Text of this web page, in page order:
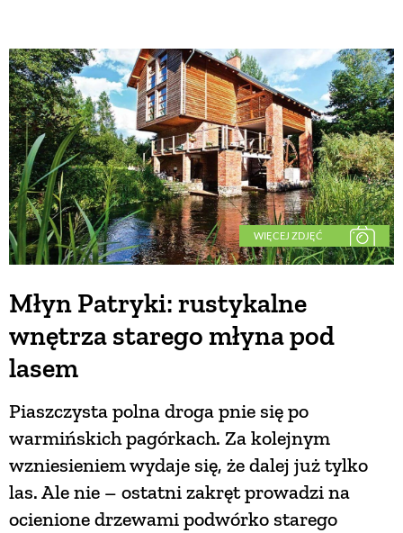
WIĘCEJ ZDJĘĆ
Młyn Patryki: rustykalne
wnętrza starego młyna pod
lasem
Piaszczysta polna droga pnie się po
warmińskich pagórkach. Za kolejnym
wzniesieniem wydaje się, że dalej już tylko
las. Ale nie – ostatni zakręt prowadzi na
ocienione drzewami podwórko starego